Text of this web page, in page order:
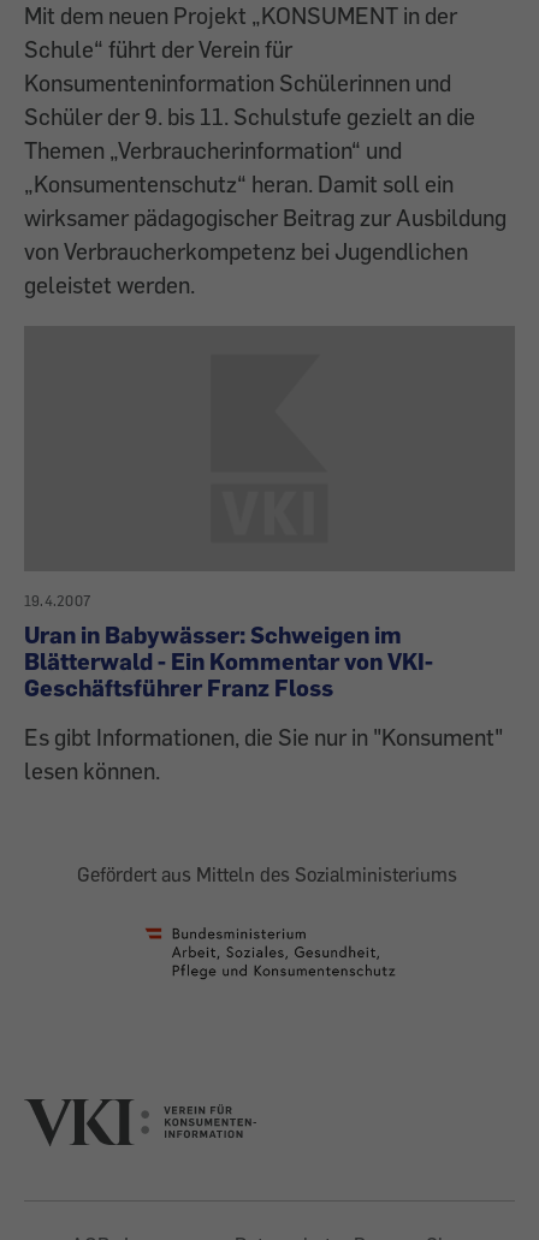
Mit dem neuen Projekt „KONSUMENT in der
Schule“ führt der Verein für
Konsumenteninformation Schülerinnen und
Schüler der 9. bis 11. Schulstufe gezielt an die
Themen „Verbraucherinformation“ und
„Konsumentenschutz“ heran. Damit soll ein
wirksamer pädagogischer Beitrag zur Ausbildung
von Verbraucherkompetenz bei Jugendlichen
geleistet werden.
19.4.2007
Uran in Babywässer: Schweigen im
Blätterwald - Ein Kommentar von VKI-
Geschäftsführer Franz Floss
Es gibt Informationen, die Sie nur in "Konsument"
lesen können.
Gefördert aus Mitteln des Sozialministeriums